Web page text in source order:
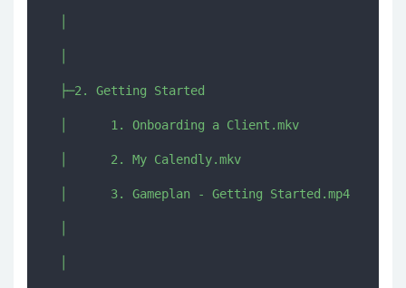
  ├─2. Getting Started
  │      1. Onboarding a Client.mkv
  │      2. My Calendly.mkv
  │      3. Gameplan - Getting Started.mp4